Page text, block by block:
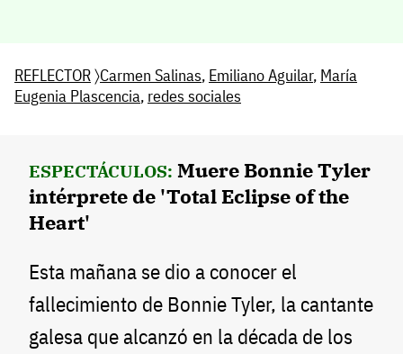
REFLECTOR〉Carmen Salinas, Emiliano Aguilar, María
Eugenia Plascencia, redes sociales
ESPECTÁCULOS: Muere Bonnie Tyler
intérprete de 'Total Eclipse of the
Heart'
Esta mañana se dio a conocer el
fallecimiento de Bonnie Tyler, la cantante
galesa que alcanzó en la década de los